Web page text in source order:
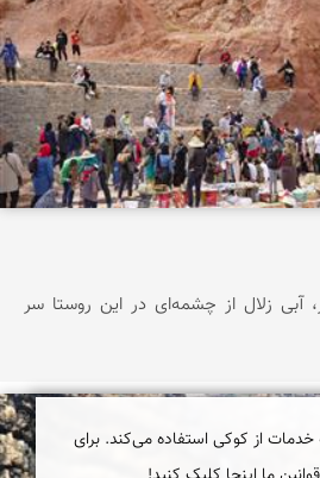
آبی زلال از چشمه‌ای در این روستا سر
خدمات از کوکی استفاده می‌کند. برای